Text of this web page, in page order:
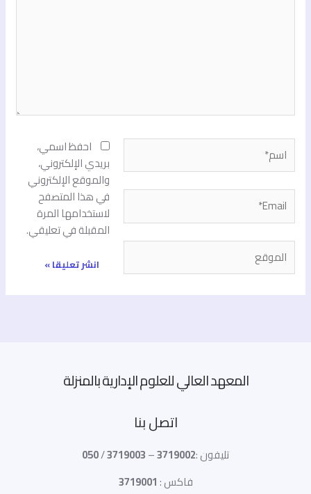
اسم*
Email*
الموقع
احفظ اسمي،
بريدي الإلكتروني،
والموقع الإلكتروني
في هذا المتصفح
لاستخدامها المرة
المقبلة في تعليقي.
المعهد العالي للعلوم الإدارية بالمنزلة
اتصل بنا
تليفون :3719002
–
3719003
/
050
فاكس :3719001